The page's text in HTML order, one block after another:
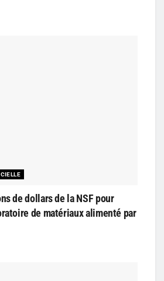
de dollars de la NSF pour
de matériaux alimenté par